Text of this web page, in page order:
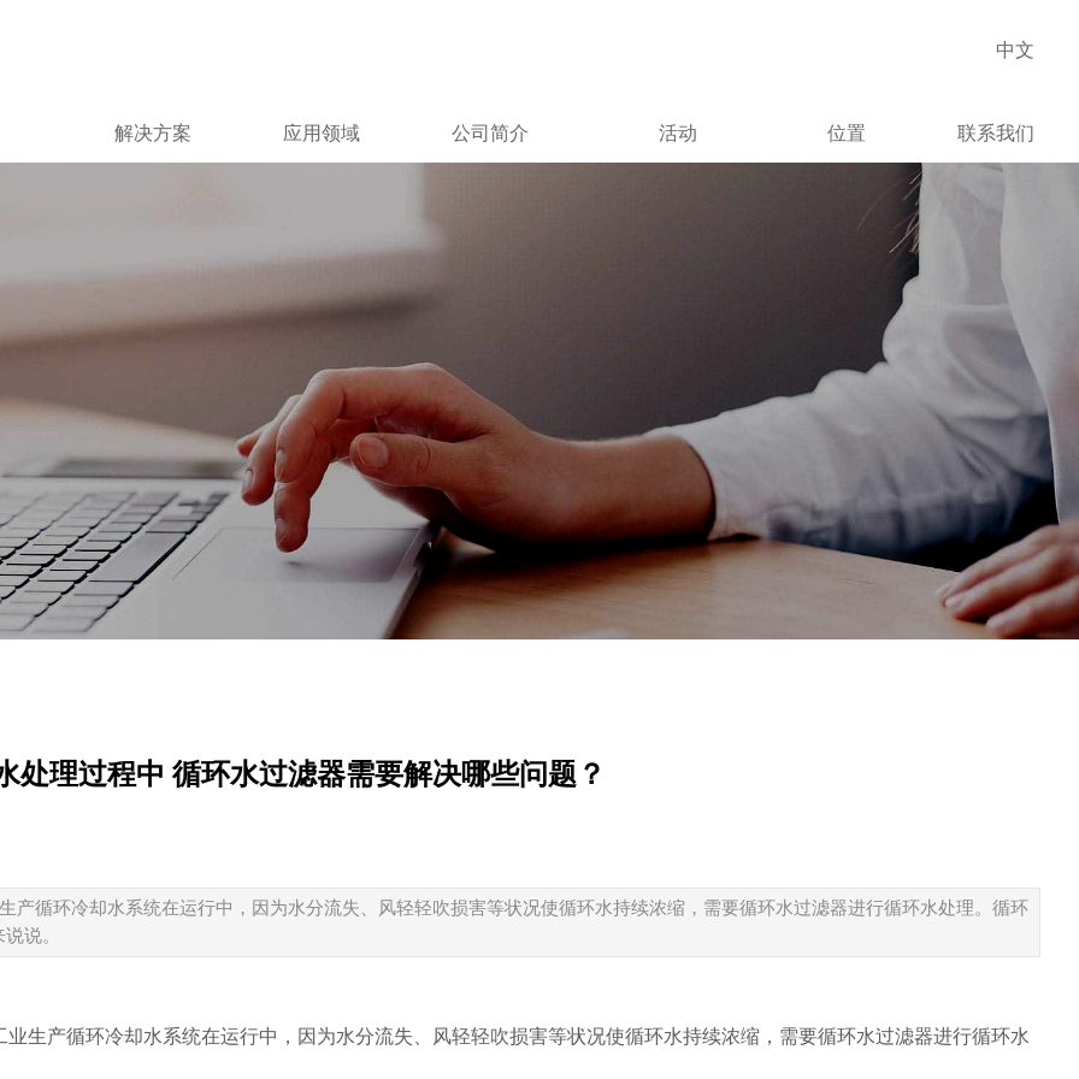
解决方案 应用领域 公司简介 活动 位置 联系我们
中文
处理过程中 循环水过滤器需要解决哪些问题？
产循环冷却水系统在运行中，因为水分流失、风轻轻吹损害等状况使循环水持续浓缩，需要循环水过滤器进行循环水处理。循环
说。
生产循环冷却水系统在运行中，因为水分流失、风轻轻吹损害等状况使循环水持续浓缩，需要循环水过滤器进行循环水